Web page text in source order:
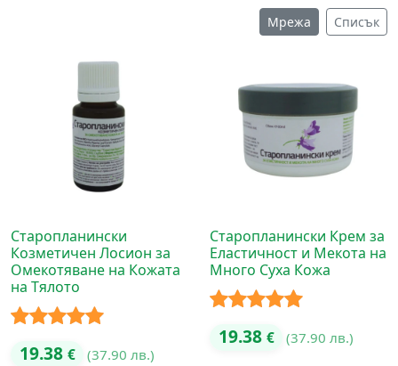
Мрежа Списък
Старопланински
Козметичен Лосион за
Омекотяване на Кожата
на Тялото
Оценено с
19.38 € (37.90 лв.)
Старопланински Крем за
Еластичност и Мекота на
Много Суха Кожа
Оценено с
19.38 € (37.90 лв.)